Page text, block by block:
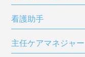
看護助手
主任ケアマネジャー